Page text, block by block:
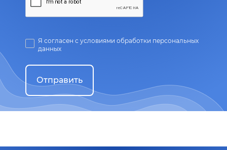
Я согласен с условиями обработки персональных
данных
Отправить